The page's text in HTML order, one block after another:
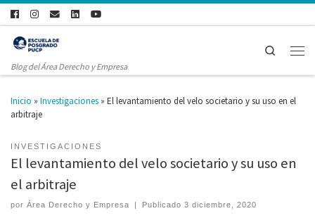
Blog del Área Derecho y Empresa
Search
Inicio » Investigaciones » El levantamiento del velo societario y su uso en el
arbitraje
INVESTIGACIONES
El levantamiento del velo societario y su uso en
el arbitraje
por Área Derecho y Empresa | Publicado3 diciembre, 2020